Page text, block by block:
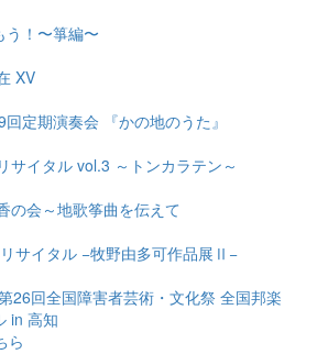
う！〜箏編〜
XV
定期演奏会 『かの地のうた』
サイタル vol.3 ～トンカラテン～
の会～地歌筝曲を伝えて
サイタル −牧野由多可作品展Ⅱ−
26回全国障害者芸術・文化祭 全国邦楽
in 高知
ら